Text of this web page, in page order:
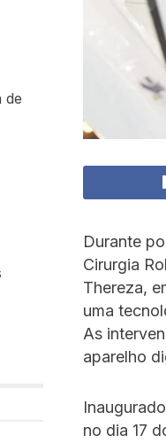
Durante
Cirurgia
Thereza,
uma
As
aparelho
no dia 17
de